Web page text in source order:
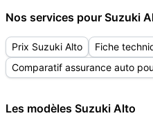
Nos services pour Suzuki
Prix Suzuki Alto
Fiche
Comparatif assurance auto
Les modèles Suzuki Alto